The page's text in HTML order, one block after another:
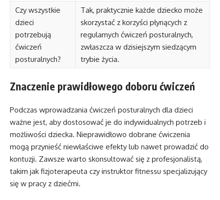
Czy wszystkie
dzieci
potrzebują
ćwiczeń
posturalnych?
Tak, praktycznie każde dziecko może
skorzystać z korzyści płynących z
regularnych ćwiczeń posturalnych,
zwłaszcza w dzisiejszym siedzącym
trybie życia.
Znaczenie prawidłowego doboru ćwiczeń
Podczas wprowadzania ćwiczeń posturalnych dla dzieci
ważne jest, aby dostosować je do indywidualnych potrzeb i
możliwości dziecka. Nieprawidłowo dobrane ćwiczenia
mogą przynieść niewłaściwe efekty lub nawet prowadzić do
kontuzji. Zawsze warto skonsultować się z profesjonalistą,
takim jak fizjoterapeuta czy instruktor fitnessu specjalizujący
się w pracy z dziećmi.